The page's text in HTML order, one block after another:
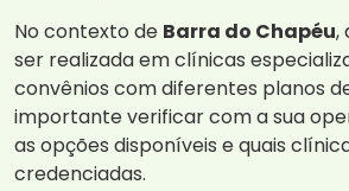
No contexto de Barra do Chapéu,
ser realizada em clínicas
convênios com diferentes planos
importante verificar com a sua
as opções disponíveis e quais
credenciadas.